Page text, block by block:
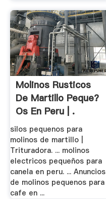
Molinos Rusticos
De Martillo Peque?
Os En Peru | .
silos pequenos para
molinos de martillo |
Trituradora. ... molinos
electricos pequeños para
canela en peru. ... Anuncios
de molinos pequenos para
cafe en ...